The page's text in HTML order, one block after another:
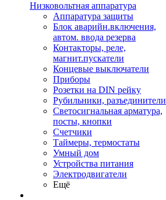
Низковольтная аппаратура
Аппаратура защиты
Блок аварийн.включения,
автом. ввода резерва
Контакторы, реле,
магнит.пускатели
Концевые выключатели
Приборы
Розетки на DIN рейку
Рубильники, разъединители
Светосигнальная арматура,
посты, кнопки
Счетчики
Таймеры, термостаты
Умный дом
Устройства питания
Электродвигатели
Ещё